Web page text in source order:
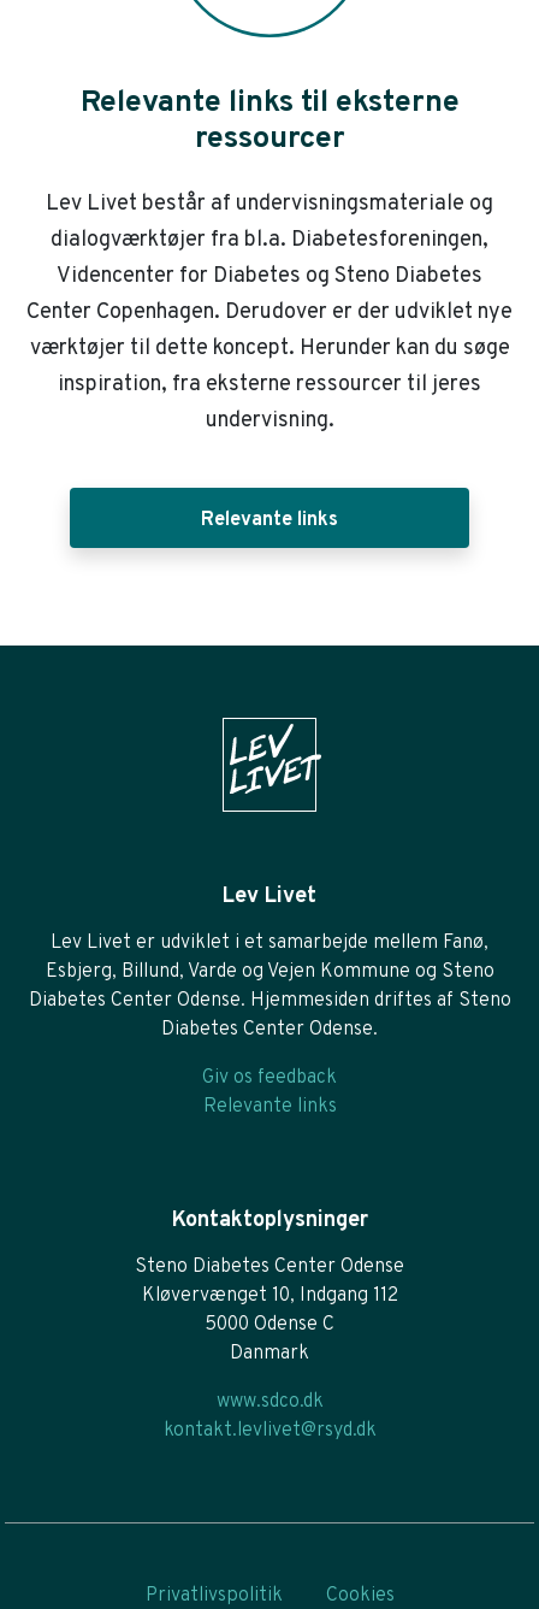
Relevante links til eksterne
ressourcer
Lev Livet består af undervisningsmateriale og
dialogværktøjer fra bl.a. Diabetesforeningen,
Videncenter for Diabetes og Steno Diabetes
Center Copenhagen. Derudover er der udviklet nye
værktøjer til dette koncept. Herunder kan du søge
inspiration, fra eksterne ressourcer til jeres
undervisning.
Relevante links
Lev Livet
Lev Livet er udviklet i et samarbejde mellem Fanø,
Esbjerg, Billund, Varde og Vejen Kommune og Steno
Diabetes Center Odense. Hjemmesiden driftes af Steno
Diabetes Center Odense.
Giv os feedback
Relevante links
Kontaktoplysninger
Steno Diabetes Center Odense
Kløvervænget 10, Indgang 112
5000 Odense C
Danmark
www.sdco.dk
kontakt.levlivet@rsyd.dk
Privatlivspolitik Cookies